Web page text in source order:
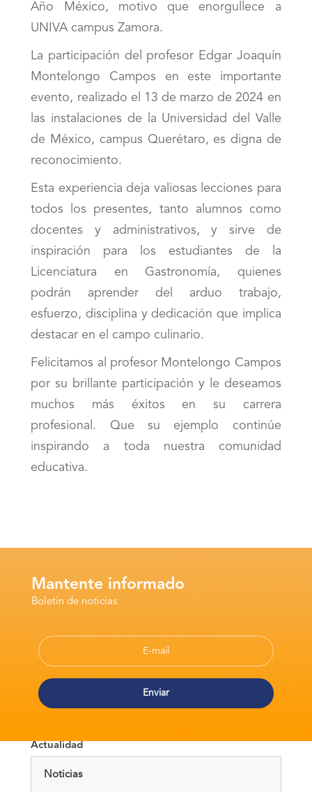
Año México, motivo que enorgullece a
UNIVA campus Zamora.
La participación del profesor Edgar Joaquín
Montelongo Campos en este importante
evento, realizado el 13 de marzo de 2024 en
las instalaciones de la Universidad del Valle
de México, campus Querétaro, es digna de
reconocimiento.
Esta experiencia deja valiosas lecciones para
todos los presentes, tanto alumnos como
docentes y administrativos, y sirve de
inspiración para los estudiantes de la
Licenciatura en Gastronomía, quienes
podrán aprender del arduo trabajo,
esfuerzo, disciplina y dedicación que implica
destacar en el campo culinario.
Felicitamos al profesor Montelongo Campos
por su brillante participación y le deseamos
muchos más éxitos en su carrera
profesional. Que su ejemplo continúe
inspirando a toda nuestra comunidad
educativa.
Mantente informado
Boletín de noticias
Actualidad
Noticias